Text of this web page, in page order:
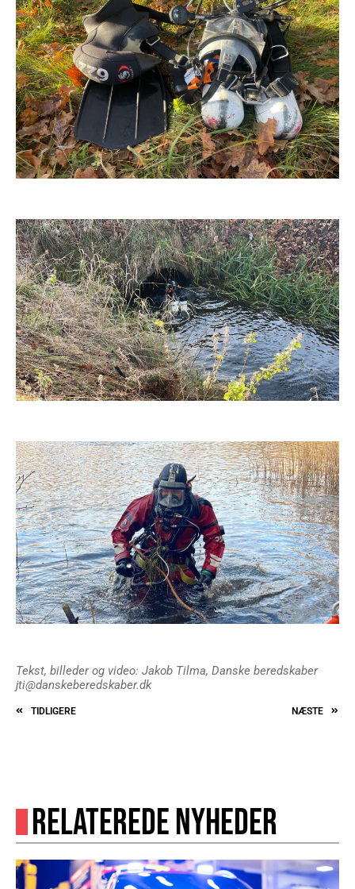
Tekst, billeder og video: Jakob Tilma, Danske beredskaber
jti@danskeberedskaber.dk
TIDLIGERE NÆSTE
RELATEREDE NYHEDER